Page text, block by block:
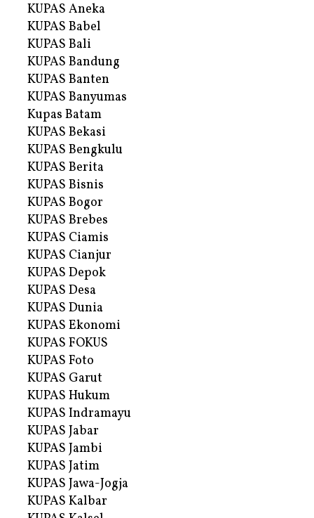
KUPAS Aneka
KUPAS Babel
KUPAS Bali
KUPAS Bandung
KUPAS Banten
KUPAS Banyumas
Kupas Batam
KUPAS Bekasi
KUPAS Bengkulu
KUPAS Berita
KUPAS Bisnis
KUPAS Bogor
KUPAS Brebes
KUPAS Ciamis
KUPAS Cianjur
KUPAS Depok
KUPAS Desa
KUPAS Dunia
KUPAS Ekonomi
KUPAS FOKUS
KUPAS Foto
KUPAS Garut
KUPAS Hukum
KUPAS Indramayu
KUPAS Jabar
KUPAS Jambi
KUPAS Jatim
KUPAS Jawa-Jogja
KUPAS Kalbar